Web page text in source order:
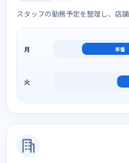
スタッフの勤務予定を整理し、店
月 早番
火